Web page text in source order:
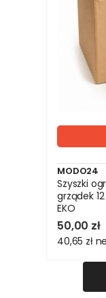
MODO24
Szyszki
grządek 12
EKO
50,00 zł
40,65 zł